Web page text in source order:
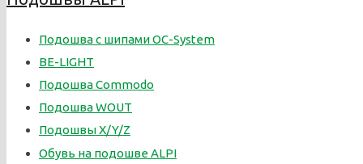
Подошва с шипами OC-System
BE-LIGHT
Подошва Commodo
Подошва WOUT
Подошвы X/Y/Z
Обувь на подошве ALPI